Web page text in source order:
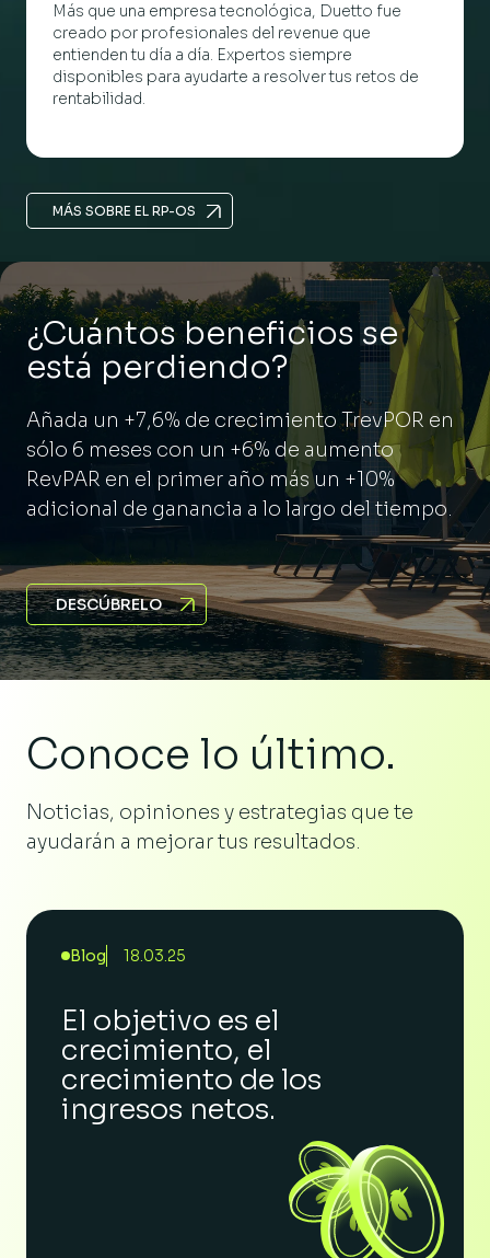
Más que una empresa tecnológica, Duetto fue
creado por profesionales del revenue que
entienden tu día a día. Expertos siempre
disponibles para ayudarte a resolver tus retos de
rentabilidad.
MÁS SOBRE EL RP-OS
¿Cuántos beneficios se
está perdiendo?
Añada un +7,6% de crecimiento TrevPOR en
sólo 6 meses con un +6% de aumento
RevPAR en el primer año más un +10%
adicional de ganancia a lo largo del tiempo.
DESCÚBRELO
Conoce lo último.
Noticias, opiniones y estrategias que te
ayudarán a mejorar tus resultados.
Blog 18.03.25
El objetivo es el
crecimiento, el
crecimiento de los
ingresos netos.